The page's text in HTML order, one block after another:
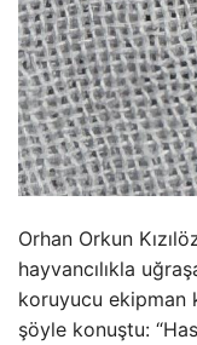
Orhan Orkun
hayvancılıkla
koruyucu ekipman
şöyle konuştu: